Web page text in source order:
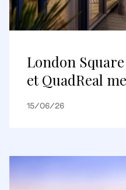
London Square
et QuadReal
premier
15/06/26